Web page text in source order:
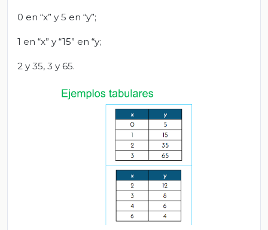
0 en “x” y 5 en “y”;
1 en “x” y “15” en “y;
2 y 35, 3 y 65.